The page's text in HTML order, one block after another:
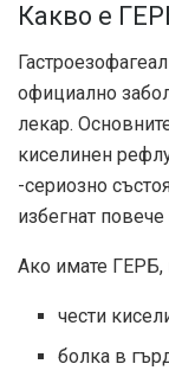
Какво е
официално
лекар.
киселинен
-сериозно
избегнат
Ако имате ГЕРБ,
чести
болка в